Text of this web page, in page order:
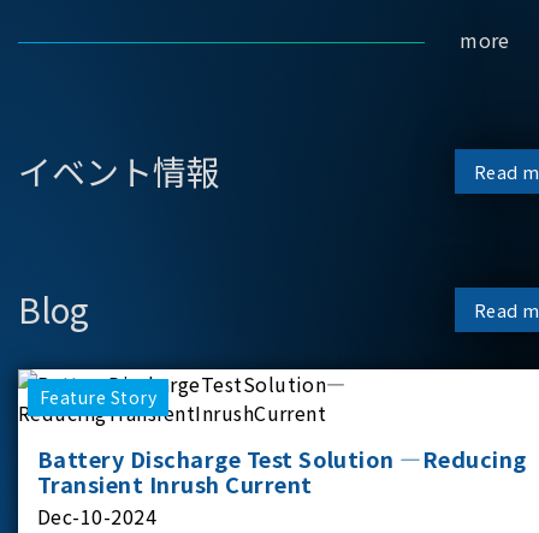
more
イベント情報 Read
Blog Read
Feature Story
Battery Discharge Test Solution —Reducing
Transient Inrush Current
Dec-10-2024